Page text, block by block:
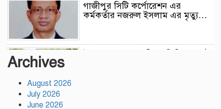
গাজীপুর সিটি কর্পোরেশন এর
কর্মকর্তার নজরুল ইসলাম এর মৃত্যু…
Archives
August 2026
July 2026
June 2026